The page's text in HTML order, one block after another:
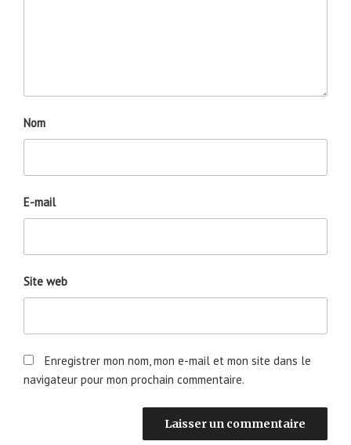
Nom
E-mail
Site web
Enregistrer mon nom, mon e-mail et mon site dans le
navigateur pour mon prochain commentaire.